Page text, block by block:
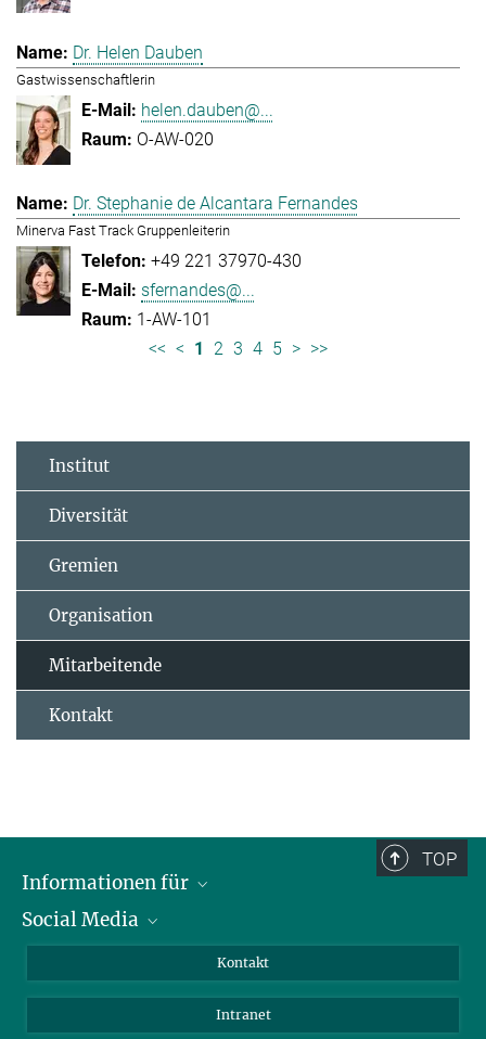
Dr. Helen Dauben
Gastwissenschaftlerin
helen.dauben@...
O-AW-020
Dr. Stephanie de Alcantara Fernandes
Minerva Fast Track Gruppenleiterin
+49 221 37970-430
sfernandes@...
1-AW-101
<< < 1 2 3 4 5 > >>
Institut
Diversität
Gremien
Organisation
Mitarbeitende
Kontakt
TOP
Informationen für
Bewerbende
Journalist:innen
Social Media
Bluesky
YouTube
Kontakt
Intranet